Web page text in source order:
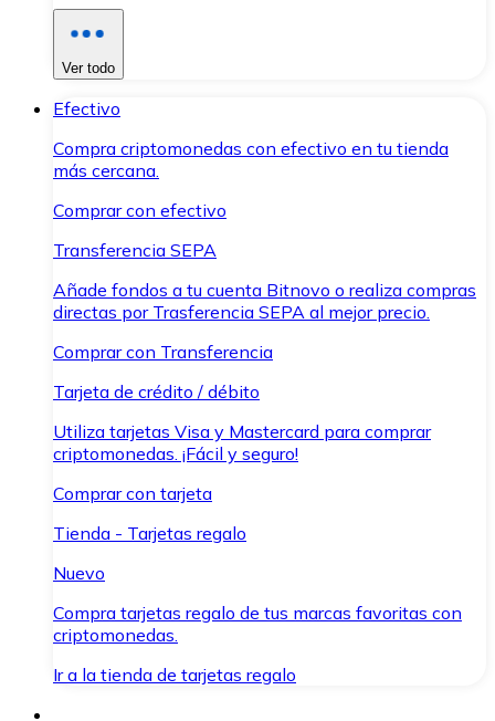
Ver todo
Efectivo
Compra criptomonedas con efectivo en tu tienda
más cercana.
Comprar con efectivo
Transferencia SEPA
Añade fondos a tu cuenta Bitnovo o realiza compras
directas por Trasferencia SEPA al mejor precio.
Comprar con Transferencia
Tarjeta de crédito / débito
Utiliza tarjetas Visa y Mastercard para comprar
criptomonedas. ¡Fácil y seguro!
Comprar con tarjeta
Tienda - Tarjetas regalo
Nuevo
Compra tarjetas regalo de tus marcas favoritas con
criptomonedas.
Ir a la tienda de tarjetas regalo